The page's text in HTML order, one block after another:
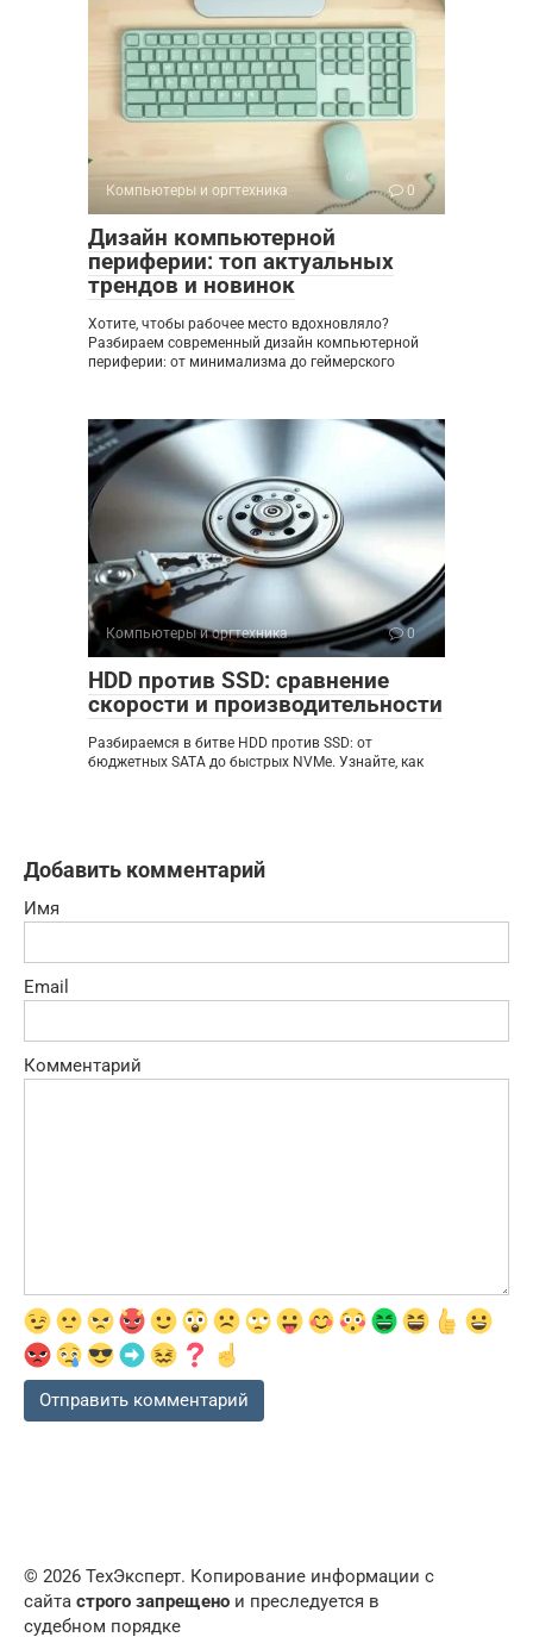
Компьютеры и оргтехника 0
Дизайн компьютерной
периферии: топ актуальных
трендов и новинок
Хотите, чтобы рабочее место вдохновляло?
Разбираем современный дизайн компьютерной
периферии: от минимализма до геймерского
Компьютеры и оргтехника 0
HDD против SSD: сравнение
скорости и производительности
Разбираемся в битве HDD против SSD: от
бюджетных SATA до быстрых NVMe. Узнайте, как
Добавить комментарий
Имя
Email
Комментарий
© 2026 ТехЭксперт. Копирование информации с
сайта строго запрещено и преследуется в
судебном порядке